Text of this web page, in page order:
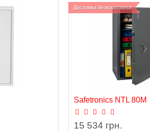
Доставка безкоштовно!
Safetronics NTL 80M
15 534 грн.